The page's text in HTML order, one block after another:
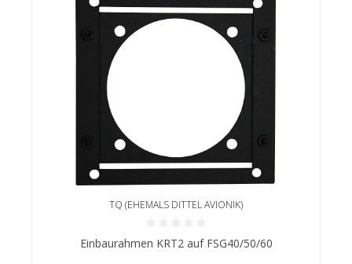
TQ (EHEMALS DITTEL AVIONIK)
Durchschnittliche Bewertung von 0 von 5 Sternen
Einbaurahmen KRT2 auf FSG40/50/60